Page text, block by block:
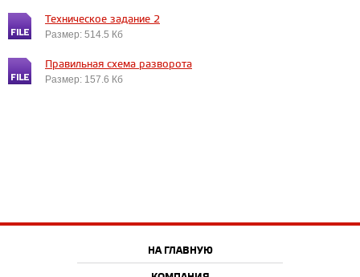
Техническое задание 2
Размер: 514.5 Кб
Правильная схема разворота
Размер: 157.6 Кб
НА ГЛАВНУЮ